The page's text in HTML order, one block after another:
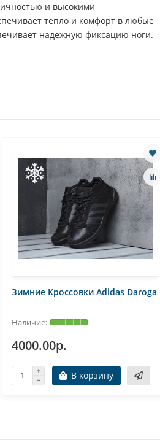
и высокими
тепло и комфорт в любые
надежную фиксацию ноги.
Зимние Кроссовки Adidas Daroga
4000.00р.
В корзину